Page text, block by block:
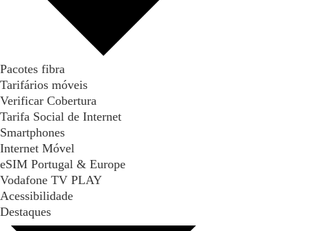
Pacotes fibra
Tarifários móveis
Verificar Cobertura
Tarifa Social de Internet
Smartphones
Internet Móvel
eSIM Portugal & Europe
Vodafone TV PLAY
Acessibilidade
Destaques